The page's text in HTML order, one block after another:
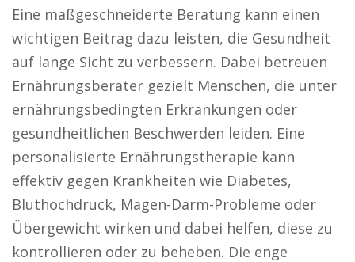
Eine maßgeschneiderte Beratung kann einen
wichtigen Beitrag dazu leisten, die Gesundheit
auf lange Sicht zu verbessern. Dabei betreuen
Ernährungsberater gezielt Menschen, die unter
ernährungsbedingten Erkrankungen oder
gesundheitlichen Beschwerden leiden. Eine
personalisierte Ernährungstherapie kann
effektiv gegen Krankheiten wie Diabetes,
Bluthochdruck, Magen-Darm-Probleme oder
Übergewicht wirken und dabei helfen, diese zu
kontrollieren oder zu beheben. Die enge